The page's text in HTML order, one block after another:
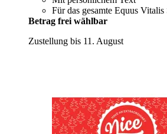
Für das gesamte Equus Vitalis
Betrag frei wählbar
Zustellung bis 11. August